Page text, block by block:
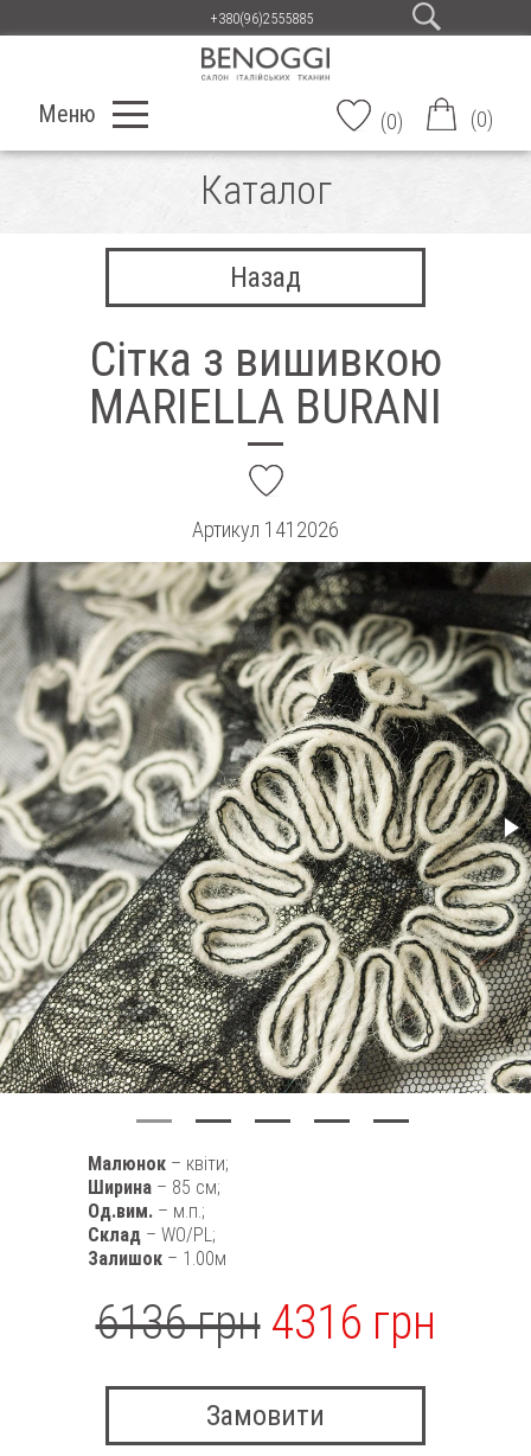
+380(96)2555885
Меню (0) (0)
Каталог
Назад
Сітка з вишивкою
MARIELLA BURANI
Артикул 1412026
Малюнок – квіти;
Ширина – 85 см;
Од.вим. – м.п.;
Склад – WO/PL;
Залишок – 1.00м
6136 грн 4316 грн
Замовити